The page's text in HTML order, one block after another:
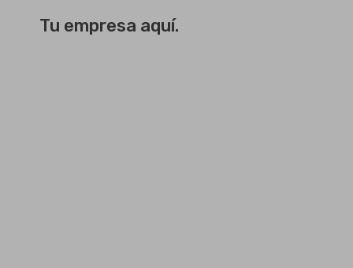
Tu empresa aquí.